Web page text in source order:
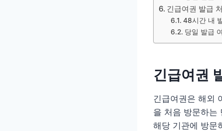
긴급여권 발급
48시간 내
당일 발급
긴급여권
긴급여권은 해외
을 처음 방문하는
해당 기관에 방문